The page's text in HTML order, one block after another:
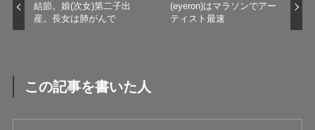
結節。娘(次女)第二子出
産。長女は肺がんで
(eyeron)はマラソンでアー
ティスト最速
この記事を書いた人